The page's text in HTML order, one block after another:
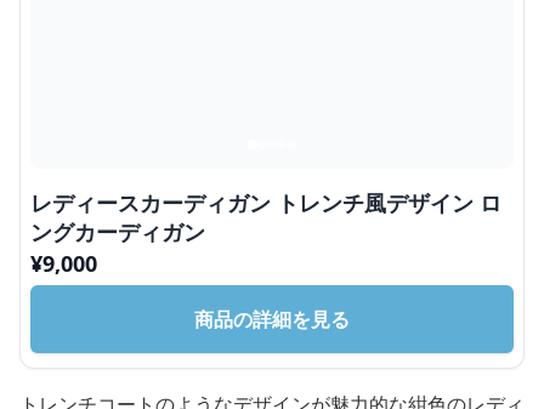
レディースカーディガン トレンチ風デザイン ロ
ングカーディガン
¥9,000
商品の詳細を見る